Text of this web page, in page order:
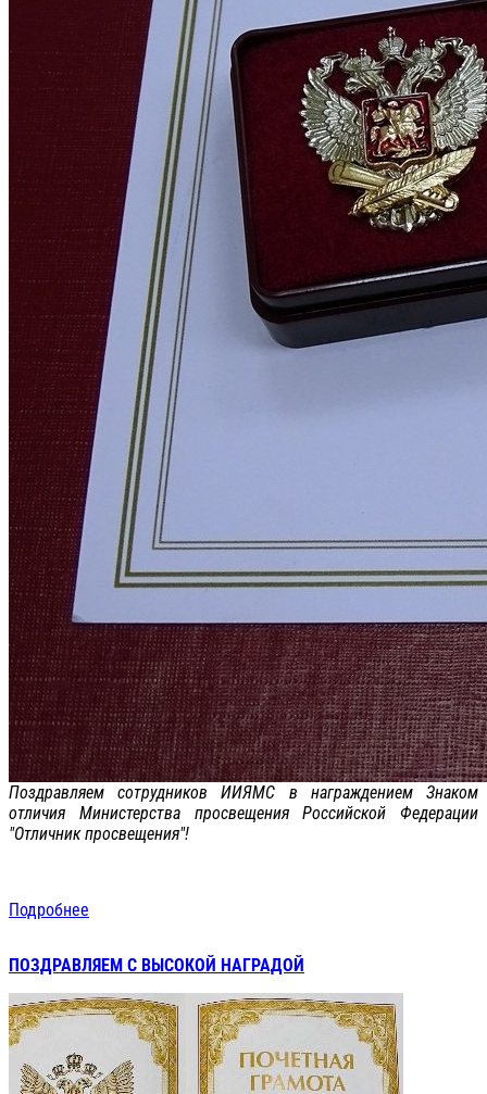
Поздравляем сотрудников ИИЯМС в награждением Знаком
отличия Министерства просвещения Российской Федерации
"Отличник просвещения"!
Подробнее
ПОЗДРАВЛЯЕМ С ВЫСОКОЙ НАГРАДОЙ